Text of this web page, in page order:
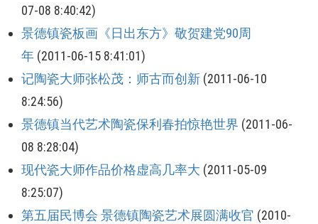
07-08 8:40:42)
景德镇瓷板画《日出东方》敬贺建党90周
年 (2011-06-15 8:41:01)
记陶瓷大师张松茂：师古而创新 (2011-06-10
8:24:56)
景德镇当代艺术陶瓷保利春拍惊艳世界 (2011-06-
08 8:28:04)
现代瓷大师作品价格虚高几率大 (2011-05-09
8:25:07)
第五届民博会 景德镇陶瓷艺术展圆满收官 (2010-